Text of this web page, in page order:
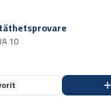
10